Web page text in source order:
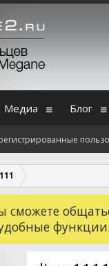
сможете
Медиа Блог